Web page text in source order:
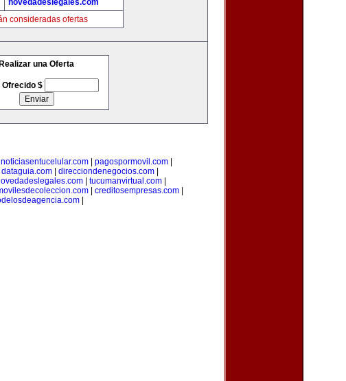
novedadeslegales.com
consideradas ofertas
Realizar una Oferta
Ofrecido $
noticiasentucelular.com| pagospormovil.com|
dataguia.com| direcciondenegocios.com|
tucumanvirtual.com
creditosempresas.com
|